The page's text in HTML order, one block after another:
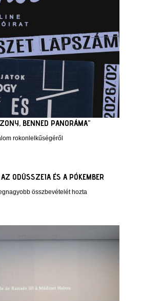
BENNED PANORÁMA”
rokonlelkűségéről
AZ ODÜSSZEIA ÉS A PÓKEMBER
összbevételét hozta